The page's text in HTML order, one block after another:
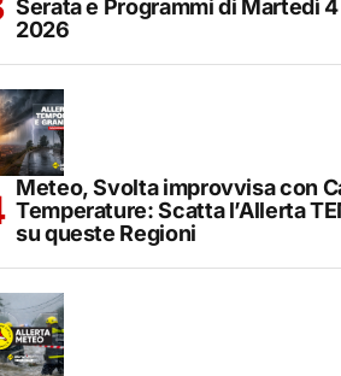
Serata e Programmi di Martedì
2026
Meteo, Svolta improvvisa con
Temperature: Scatta l’Allerta
su queste Regioni